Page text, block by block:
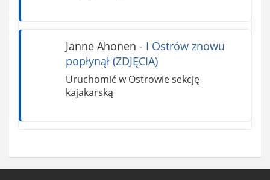
Janne Ahonen - I Ostrów znowu
popłynął (ZDJĘCIA)
Uruchomić w Ostrowie sekcję
kajakarską